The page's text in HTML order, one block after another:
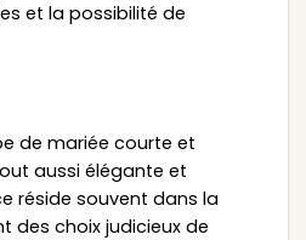
et la possibilité de
de mariée courte et
aussi élégante et
réside souvent dans la
des choix judicieux de